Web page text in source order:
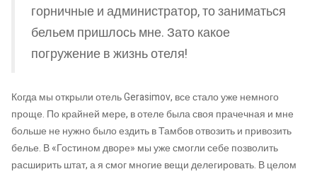
горничные и администратор, то заниматься
бельем пришлось мне. Зато какое
погружение в жизнь отеля!
Когда мы открыли отель Gerasimov, все стало уже немного
проще. По крайней мере, в отеле была своя прачечная и мне
больше не нужно было ездить в Тамбов отвозить и привозить
белье. В «Гостином дворе» мы уже смогли себе позволить
расширить штат, а я смог многие вещи делегировать. В целом